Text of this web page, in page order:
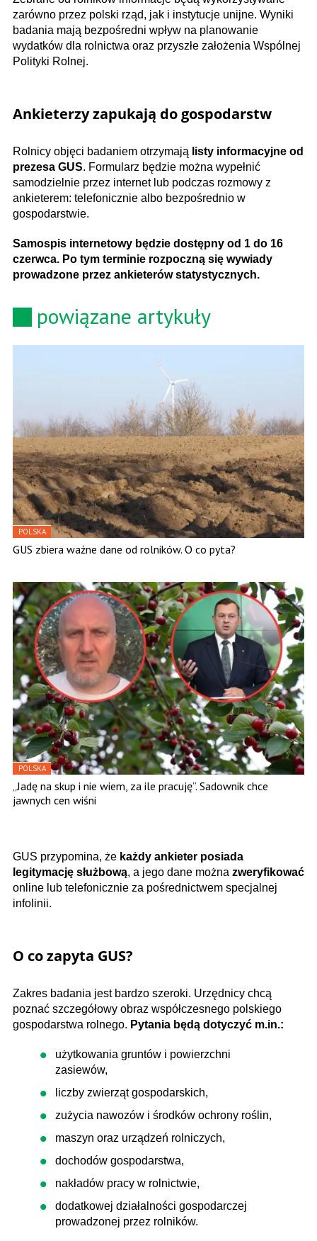
zarówno przez polski rząd, jak i instytucje unijne. Wyniki
badania mają bezpośredni wpływ na planowanie
wydatków dla rolnictwa oraz przyszłe założenia Wspólnej
Polityki Rolnej.
Ankieterzy zapukają do gospodarstw
Rolnicy objęci badaniem otrzymają listy informacyjne od
prezesa GUS. Formularz będzie można wypełnić
samodzielnie przez internet lub podczas rozmowy z
ankieterem: telefonicznie albo bezpośrednio w
gospodarstwie.
Samospis internetowy będzie dostępny od 1 do 16
czerwca. Po tym terminie rozpoczną się wywiady
prowadzone przez ankieterów statystycznych.
powiązane artykuły
POLSKA
GUS zbiera ważne dane od rolników. O co pyta?
POLSKA
„Jadę na skup i nie wiem, za ile pracuję”. Sadownik chce
jawnych cen wiśni
GUS przypomina, że każdy ankieter posiada
legitymację służbową, a jego dane można zweryfikować
online lub telefonicznie za pośrednictwem specjalnej
infolinii.
O co zapyta GUS?
Zakres badania jest bardzo szeroki. Urzędnicy chcą
poznać szczegółowy obraz współczesnego polskiego
gospodarstwa rolnego. Pytania będą dotyczyć m.in.:
użytkowania gruntów i powierzchni
zasiewów,
liczby zwierząt gospodarskich,
zużycia nawozów i środków ochrony roślin,
maszyn oraz urządzeń rolniczych,
dochodów gospodarstwa,
nakładów pracy w rolnictwie,
dodatkowej działalności gospodarczej
prowadzonej przez rolników.